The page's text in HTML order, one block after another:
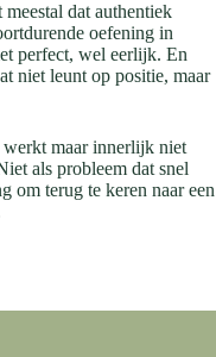
dat authentiek
oefening in
perfect, wel eerlijk. En
niet leunt op positie, maar
maar innerlijk niet
als probleem dat snel
om terug te keren naar een